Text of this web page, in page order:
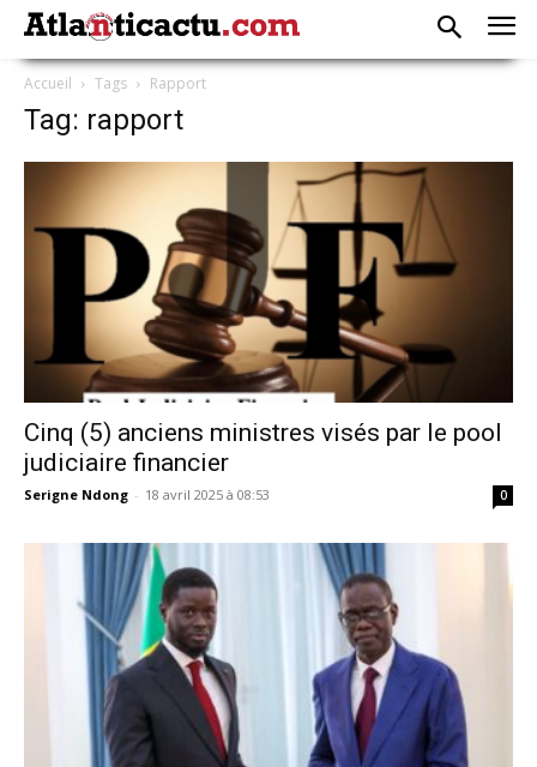
Accueil Tags Rapport
Tag: rapport
Cinq (5) anciens ministres visés par le pool
judiciaire financier
Serigne Ndong - 18 avril 2025 à 08:53 0